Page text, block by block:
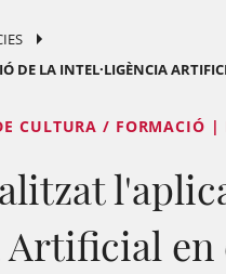
DE LA INTEL·LIGÈNCIA
CULTURA / FORMACIÓ |
Artificial en